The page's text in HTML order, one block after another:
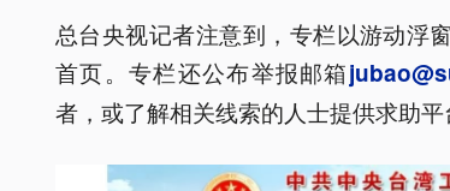
总台央视记者注意到，专栏以游动浮
首页。专栏还公布举报邮箱
者，或了解相关线索的人士提供求助平